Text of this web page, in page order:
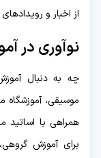
از اخبار و
نوآوری در
چه به دنبال
موسیقی،
همراهی با
برای آموزش